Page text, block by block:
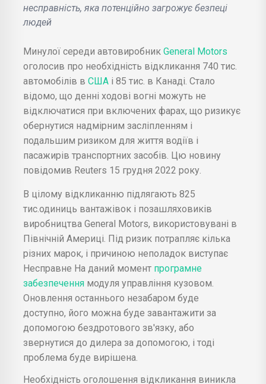
несправність, яка потенційно загрожує безпеці
людей
Минулої середи автовиробник General Motors
оголосив про необхідність відкликання 740 тис.
автомобілів в США і 85 тис. в Канаді. Стало
відомо, що денні ходові вогні можуть не
відключатися при включених фарах, що ризикує
обернутися надмірним засліпленням і
подальшим ризиком для життя водіїв і
пасажирів транспортних засобів. Цю новину
повідомив Reuters 15 грудня 2022 року.
В цілому відкликанню підлягають 825
тис.одиниць вантажівок і позашляховиків
виробництва General Motors, використовувані в
Північній Америці. Під ризик потрапляє кілька
різних марок, і причиною неполадок виступає
Несправне На даний момент програмне
забезпечення модуля управління кузовом.
Оновлення останнього незабаром буде
доступно, його можна буде завантажити за
допомогою бездротового зв'язку, або
звернутися до дилера за допомогою, і тоді
проблема буде вирішена.
Необхідність оголошення відкликання виникла